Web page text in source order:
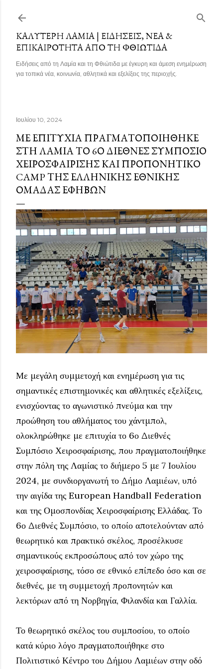
ΚΑΛΎΤΕΡΗ ΛΑΜΊΑ | ΕΙΔΉΣΕΙΣ, ΝΈΑ &
ΕΠΙΚΑΙΡΌΤΗΤΑ ΑΠΌ ΤΗ ΦΘΙΏΤΙΔΑ
Ειδήσεις από τη Λαμία και τη Φθιώτιδα με έγκυρη και άμεση ενημέρωση
για τοπικά νέα, κοινωνία, αθλητικά και εξελίξεις της περιοχής.
Ιουλίου 10, 2024
ΜΕ ΕΠΙΤΥΧΊΑ ΠΡΑΓΜΑΤΟΠΟΙΉΘΗΚΕ
ΣΤΗ ΛΑΜΊΑ ΤΟ 6Ο ΔΙΕΘΝΈΣ ΣΥΜΠΌΣΙΟ
ΧΕΙΡΟΣΦΑΊΡΙΣΗΣ ΚΑΙ ΠΡΟΠΟΝΗΤΙΚΌ
CAMP ΤΗΣ ΕΛΛΗΝΙΚΉΣ ΕΘΝΙΚΉΣ
ΟΜΆΔΑΣ ΕΦΉΒΩΝ
Με μεγάλη συμμετοχή και ενημέρωση για τις
σημαντικές επιστημονικές και αθλητικές εξελίξεις,
ενισχύοντας το αγωνιστικό πνεύμα και την
προώθηση του αθλήματος του χάντμπολ,
ολοκληρώθηκε με επιτυχία το 6ο Διεθνές
Συμπόσιο Χειροσφαίρισης, που πραγματοποιήθηκε
στην πόλη της Λαμίας το διήμερο 5 με 7 Ιουλίου
2024, με συνδιοργανωτή το Δήμο Λαμιέων, υπό
την αιγίδα της European Handball Federation
και της Ομοσπονδίας Χειροσφαίρισης Ελλάδας. Το
6ο Διεθνές Συμπόσιο, το οποίο αποτελούνταν από
θεωρητικό και πρακτικό σκέλος, προσέλκυσε
σημαντικούς εκπροσώπους από τον χώρο της
χειροσφαίρισης, τόσο σε εθνικό επίπεδο όσο και σε
διεθνές, με τη συμμετοχή προπονητών και
λεκτόρων από τη Νορβηγία, Φιλανδία και Γαλλία.
Το θεωρητικό σκέλος του συμποσίου, το οποίο
κατά κύριο λόγο πραγματοποιήθηκε στο
Πολιτιστικό Κέντρο του Δήμου Λαμιέων στην οδό